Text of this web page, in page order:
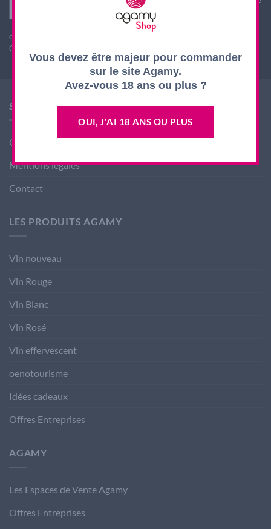
l'acheteur est exigée au moment de la vente en ligne.
L'abus d'alcool est dangereux pour la santé, à
consommer avec modération
CODE DE LA SANTE PUBLIQUE, ART. L. 3342-1 et L. 3353-3
SHOP AGAMY
Conditions générales de ventes
Mentions légales
Contact
LES PRODUITS AGAMY
Vin nouveau
Vin Rouge
Vin Blanc
Vin Rosé
Vin effervescent
oenotourisme
Idées cadeaux
Offres Entreprises
AGAMY
Les Espaces de Vente Agamy
Offres Entreprises
Vous devez être majeur pour commander
sur le site Agamy.
Avez-vous 18 ans ou plus ?
OUI, J'AI 18 ANS OU PLUS